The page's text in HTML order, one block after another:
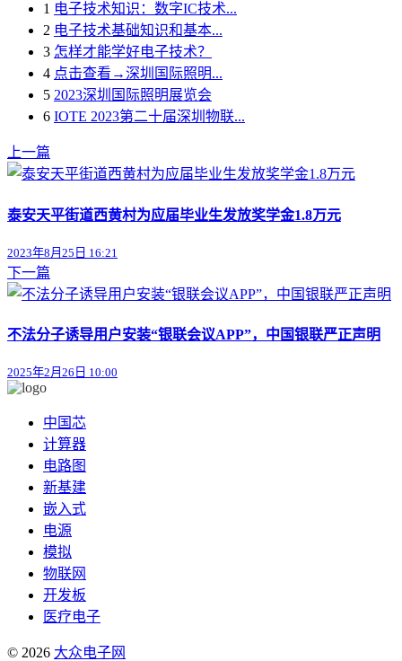
1 电子技术知识：数字IC技术...
2 电子技术基础知识和基本...
3 怎样才能学好电子技术？
4 点击查看→深圳国际照明...
5 2023深圳国际照明展览会
6 IOTE 2023第二十届深圳物联...
上一篇
泰安天平街道西黄村为应届毕业生发放奖学金1.8万元
2023年8月25日 16:21
下一篇
不法分子诱导用户安装“银联会议APP”，中国银联严正声明
2025年2月26日 10:00
中国芯
计算器
电路图
新基建
嵌入式
电源
模拟
物联网
开发板
医疗电子
© 2026 大众电子网